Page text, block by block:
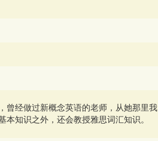
曾经做过新概念英语的老师，从她那里我
知识之外，还会教授雅思词汇知识。